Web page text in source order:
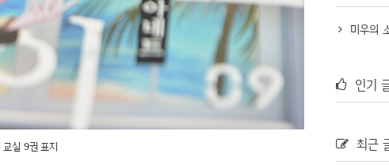
교실 9권 표지
미우의
인기
최근